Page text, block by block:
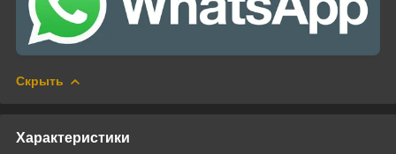
Скрыть
Характеристики